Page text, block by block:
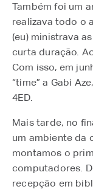
Também foi um
realizava todo o
(eu) ministrava
curta duração.
Com isso, em
“time” a Gabi
4ED.
Mais tarde, no
um ambiente da
montamos o
computadores.
recepção em